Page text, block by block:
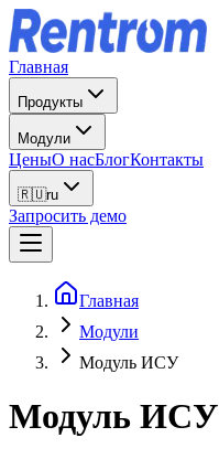
Главная
Продукты
Модули
ЦеныО насБлогКонтакты
🇷🇺ru
Запросить демо
Главная
Модули
Модуль ИСУ
Модуль ИСУ